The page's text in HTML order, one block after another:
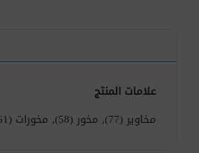
علامات المنتج
مخاوير (77)
, مخور (58)
, مخورات (61)